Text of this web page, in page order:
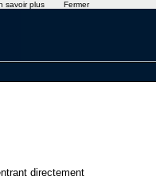
directement
savoir plus Fermer